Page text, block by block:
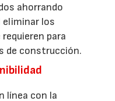
ahorrando
los
para
de construcción.
línea con la